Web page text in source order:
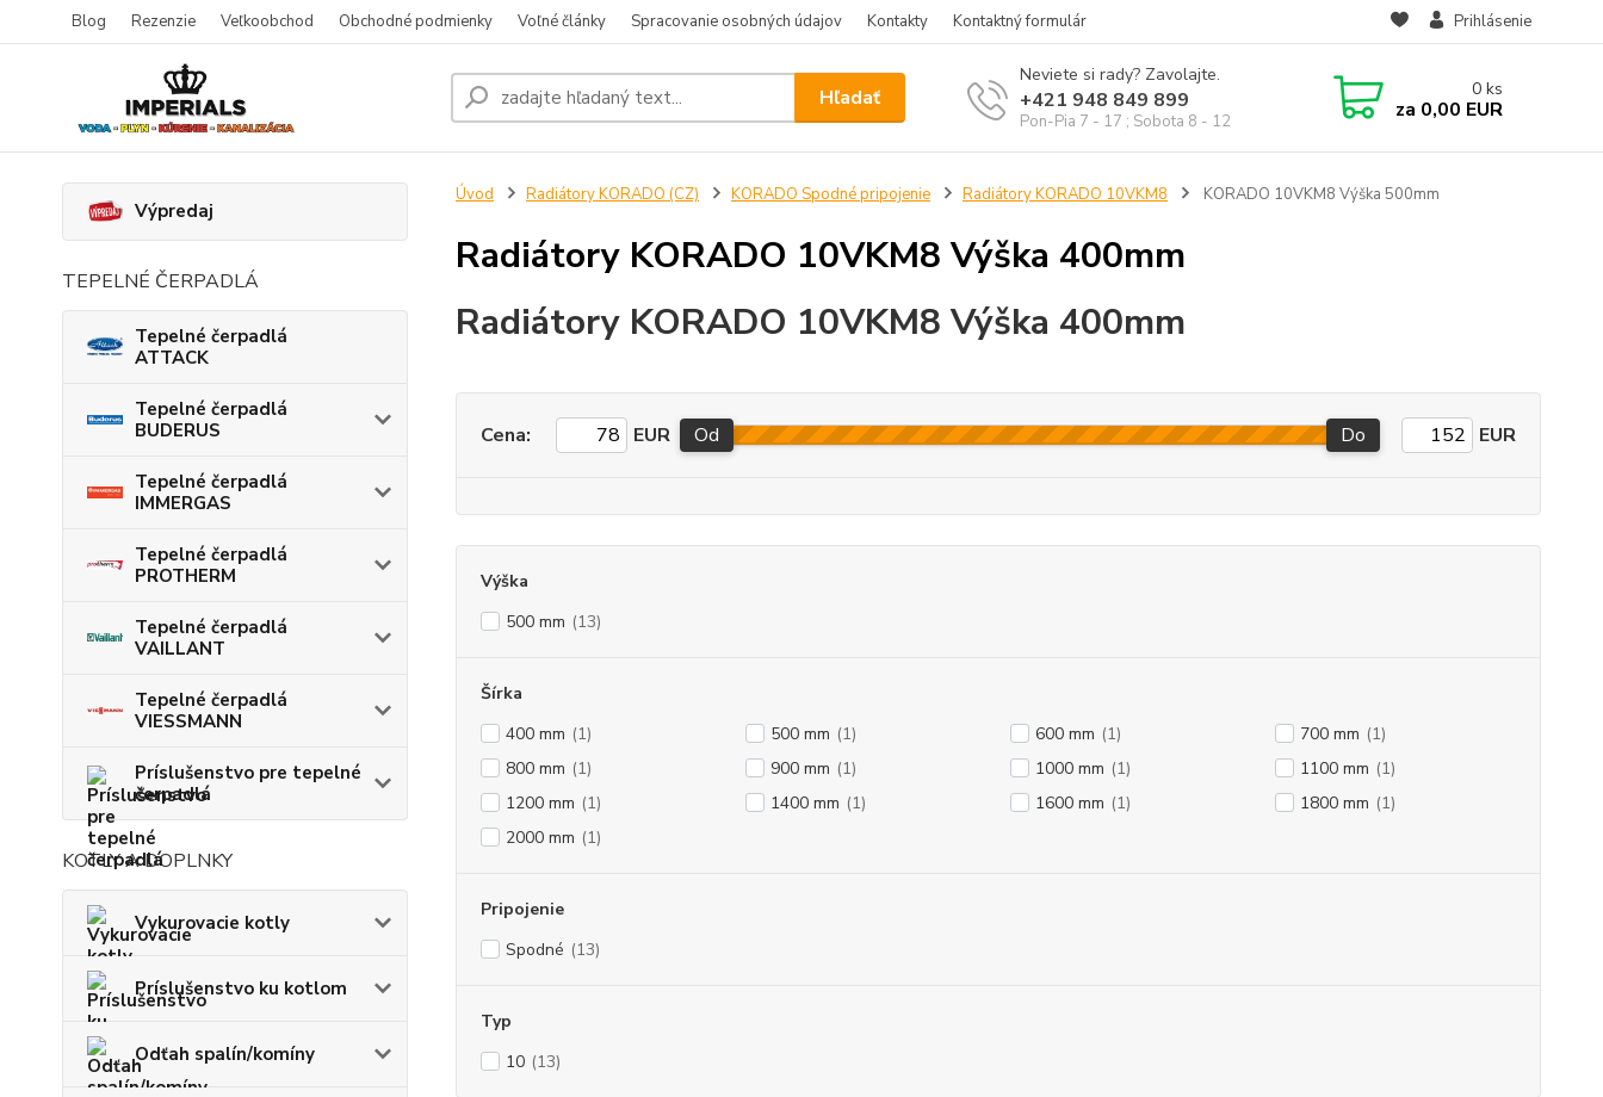
Blog Rezenzie Veľkoobchod Obchodné podmienky Voľné články Spracovanie osobných údajov Kontakty Kontaktný formulár Prihlásenie
Hľadať
Neviete si rady? Zavolajte.
+421 948 849 899
Pon-Pia 7 - 17 ; Sobota 8 - 12
0 ks
za 0,00 EUR
Výpredaj
TEPELNÉ ČERPADLÁ
Tepelné čerpadlá
ATTACK
Tepelné čerpadlá
BUDERUS
Tepelné čerpadlá
IMMERGAS
Tepelné čerpadlá
PROTHERM
Tepelné čerpadlá
VAILLANT
Tepelné čerpadlá
VIESSMANN
Príslušenstvo pre tepelné
čerpadlá
KOTLY A DOPLNKY
Vykurovacie kotly
Príslušenstvo ku kotlom
Odťah spalín/komíny
Úvod Radiátory KORADO (CZ) KORADO Spodné pripojenie Radiátory KORADO 10VKM8 KORADO 10VKM8 Výška 500mm
Radiátory KORADO 10VKM8 Výška 400mm
Radiátory KORADO 10VKM8 Výška 400mm
Cena: EUR Od Do EUR
Výška
500 mm (13)
Šírka
400 mm (1) 500 mm (1) 600 mm (1) 700 mm (1)
800 mm (1) 900 mm (1) 1000 mm (1) 1100 mm (1)
1200 mm (1) 1400 mm (1) 1600 mm (1) 1800 mm (1)
2000 mm (1)
Pripojenie
Spodné (13)
Typ
10 (13)